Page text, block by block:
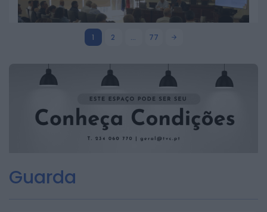
GNR de Castelo Branco registou 18
detenções e 29 acidentes numa
CASTELO BRANCO
Beira Baixa aprova programa de
ação para a gestão integrada de
fogos rurais
1 2 … 77
Guarda